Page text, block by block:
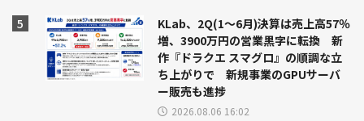
KLab、2Q(1～6月)決算は売上高57％
増、3900万円の営業黒字に転換 新
作『ドラクエ スマグロ』の順調な立
ち上がりで 新規事業のGPUサーバ
ー販売も進捗
2026.08.06 16:02